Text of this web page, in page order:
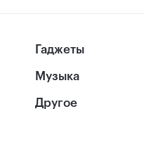
Гаджеты
Музыка
Другое